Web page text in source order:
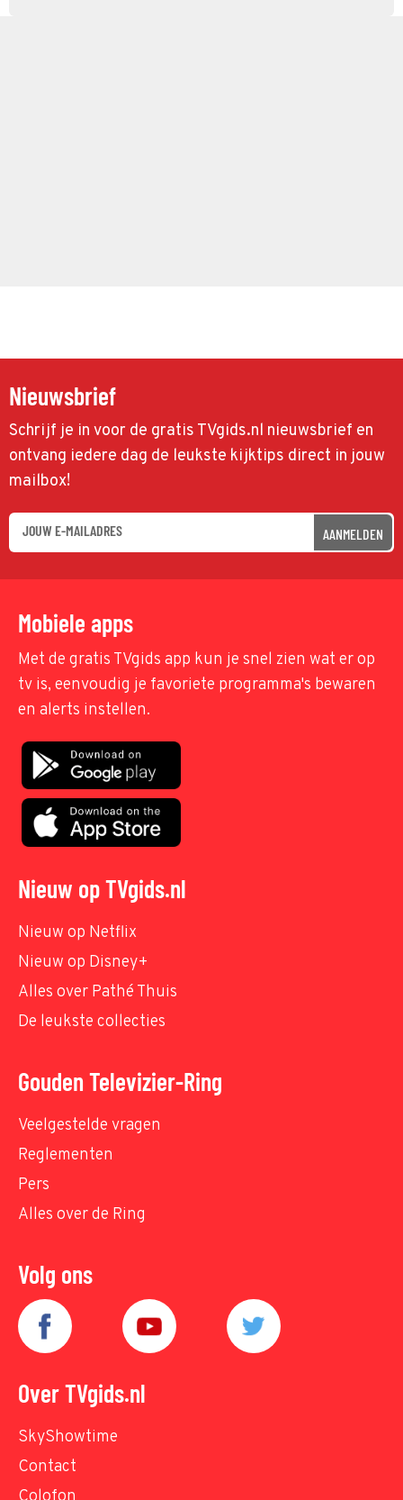
Nieuwsbrief
Schrijf je in voor de gratis TVgids.nl nieuwsbrief en
ontvang iedere dag de leukste kijktips direct in jouw
mailbox!
AANMELDEN
Mobiele apps
Met de gratis TVgids app kun je snel zien wat er op
tv is, eenvoudig je favoriete programma's bewaren
en alerts instellen.
Nieuw op TVgids.nl
Nieuw op Netflix
Nieuw op Disney+
Alles over Pathé Thuis
De leukste collecties
Gouden Televizier-Ring
Veelgestelde vragen
Reglementen
Pers
Alles over de Ring
Volg ons
Over TVgids.nl
SkyShowtime
Contact